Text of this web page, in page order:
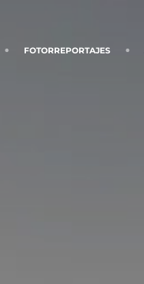
FOTORREPORTAJES